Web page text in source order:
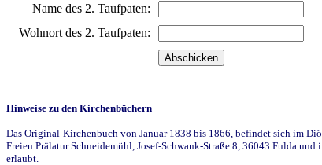
Name des 2. Taufpaten:
Wohnort des 2. Taufpaten:
Hinweise zu den Kirchenbüchern
Das Original-Kirchenbuch von Januar 1838 bis 1866, befindet sich im
Freien Prälatur Schneidemühl, Josef-Schwank-Straße 8, 36043 Fulda
erlaubt.